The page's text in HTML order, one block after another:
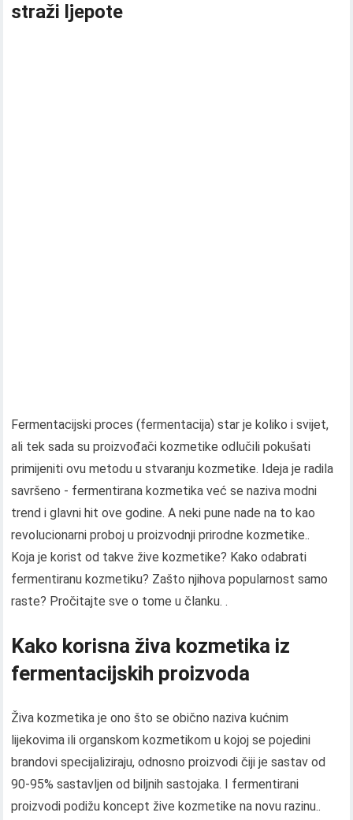
straži ljepote
Fermentacijski proces (fermentacija) star je koliko i svijet,
ali tek sada su proizvođači kozmetike odlučili pokušati
primijeniti ovu metodu u stvaranju kozmetike. Ideja je radila
savršeno - fermentirana kozmetika već se naziva modni
trend i glavni hit ove godine. A neki pune nade na to kao
revolucionarni proboj u proizvodnji prirodne kozmetike..
Koja je korist od takve žive kozmetike? Kako odabrati
fermentiranu kozmetiku? Zašto njihova popularnost samo
raste? Pročitajte sve o tome u članku. .
Kako korisna živa kozmetika iz
fermentacijskih proizvoda
Živa kozmetika je ono što se obično naziva kućnim
lijekovima ili organskom kozmetikom u kojoj se pojedini
brandovi specijaliziraju, odnosno proizvodi čiji je sastav od
90-95% sastavljen od biljnih sastojaka. I fermentirani
proizvodi podižu koncept žive kozmetike na novu razinu..